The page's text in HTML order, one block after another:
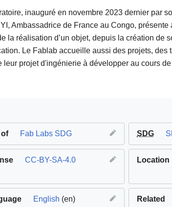
inauguré en novembre 2023 dernier par
Ambassadrice de France au Congo,
la réalisation d’un objet, depuis la création de
Le Fablab accueille aussi des projets, des
leur projet d'ingénierie à développer au cours
of Fab Labs SDG SDG
CC-BY-SA-4.0 Location
English (en) Related